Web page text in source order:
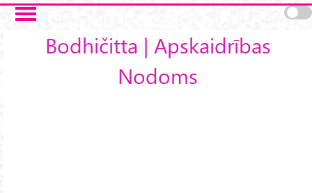
Skip to main content
Bodhičitta | Apskaidrības
Nodoms